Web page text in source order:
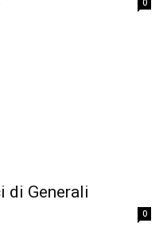
0
di Generali
0